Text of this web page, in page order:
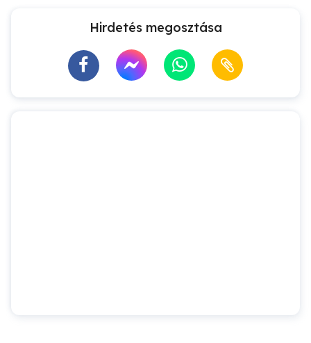
Hirdetés megosztása